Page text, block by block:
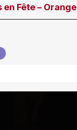
Fête – Orange